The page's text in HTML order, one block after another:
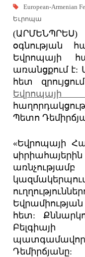
European-Armenian
Եւրոպա
օգնության
Եվրոպայի
առանցքում է:
հետ
Պետո
«Եվրոպայի
հետ:
Դեմիրճյանը: